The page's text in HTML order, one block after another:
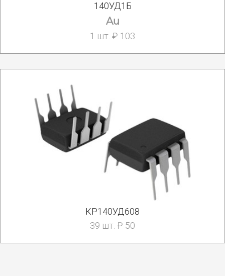
140УД1Б
Au
1 шт. ₽ 103
КР140УД608
39 шт. ₽ 50